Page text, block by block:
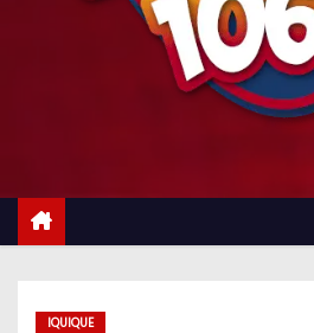
IQUIQUE